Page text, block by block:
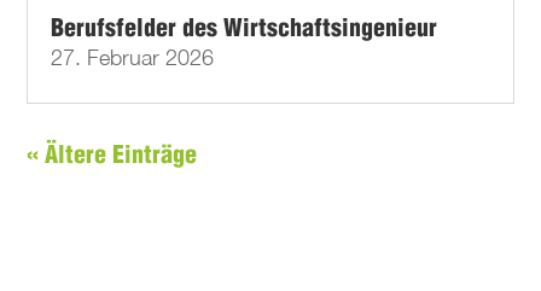
Berufsfelder des Wirtschaftsingenieur
27. Februar 2026
« Ältere Einträge